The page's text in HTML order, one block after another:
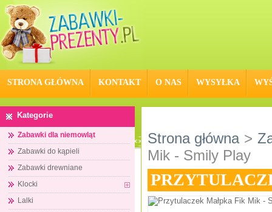
STRONA GŁÓWNA KONTAKT O NAS WYSYŁKA
Kategorie
Zabawki dla niemowląt
Zabawki do kąpieli
Zabawki drewniane
Klocki
Lalki
Strona główna >
Mik - Smily Play